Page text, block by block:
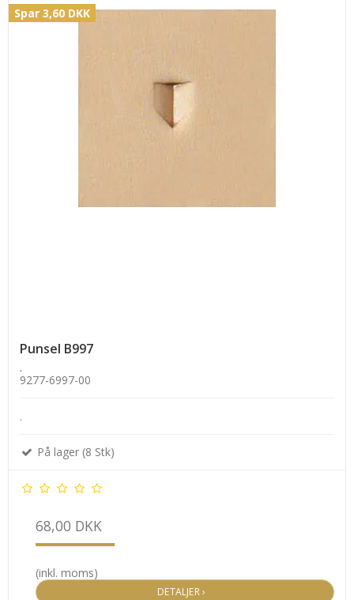
Spar 3,60 DKK
Punsel B997
.
9277-6997-00
.
På lager (8 Stk)
68,00 DKK
(inkl. moms)
DETALJER ›